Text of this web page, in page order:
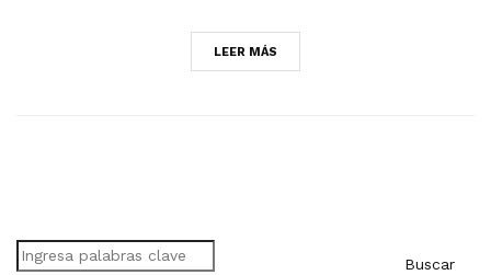
LEER MÁS
Buscar
Buscar